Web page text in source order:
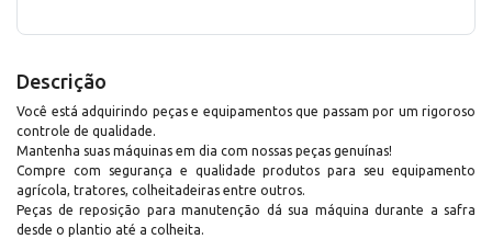
Descrição
Você está adquirindo peças e equipamentos que passam por um rigoroso
controle de qualidade.
Mantenha suas máquinas em dia com nossas peças genuínas!
Compre com segurança e qualidade produtos para seu equipamento
agrícola, tratores, colheitadeiras entre outros.
Peças de reposição para manutenção dá sua máquina durante a safra
desde o plantio até a colheita.